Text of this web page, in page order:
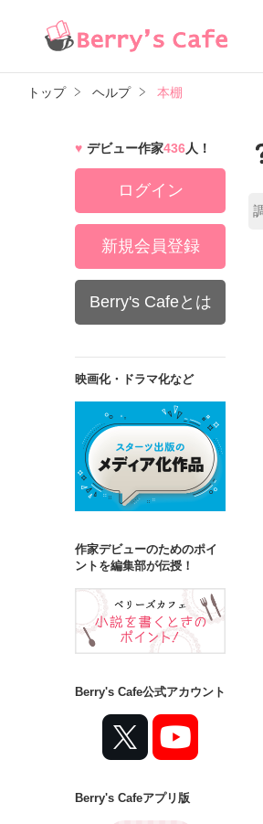
トップ ヘルプ 本棚
デビュー作家436人！
ログイン
新規会員登録
Berry's Cafeとは
映画化・ドラマ化など
作家デビューのためのポイ
ントを編集部が伝授！
Berry's Cafe公式アカウント
Berry's Cafeアプリ版